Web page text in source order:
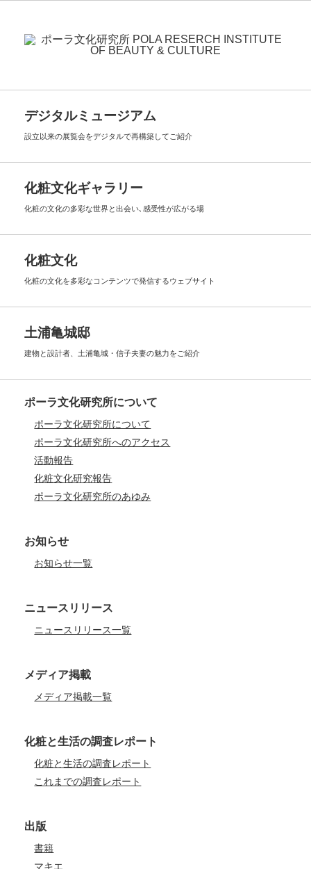
デジタルミュージアム
設立以来の展覧会をデジタルで再構築してご紹介
化粧文化ギャラリー
化粧の文化の多彩な世界と出会い､ 感受性が広がる場
化粧文化
化粧の文化を多彩なコンテンツで発信するウェブサイト
土浦亀城邸
建物と設計者、土浦亀城・信子夫妻の魅力をご紹介
ポーラ文化研究所について
ポーラ文化研究所について
ポーラ文化研究所へのアクセス
活動報告
化粧文化研究報告
ポーラ文化研究所のあゆみ
お知らせ
お知らせ一覧
ニュースリリース
ニュースリリース一覧
メディア掲載
メディア掲載一覧
化粧と生活の調査レポート
化粧と生活の調査レポート
これまでの調査レポート
出版
書籍
マキエ